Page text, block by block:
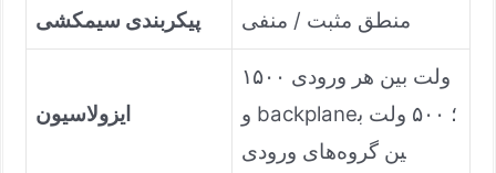
پیکربندی سیمکشی منطق مثبت / منفی
ایزولاسیون
۱۵۰۰ ولت بین هر ورودی
و backplane؛ ۵۰۰ ولت ب
ین گروه‌های ورودی